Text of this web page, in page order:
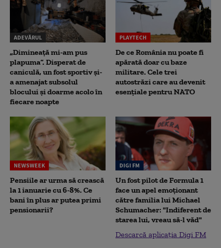
ADEVĂRUL
„Dimineață mi-am pus
plapuma”. Disperat de
caniculă, un fost sportiv și-
a amenajat subsolul
blocului și doarme acolo în
fiecare noapte
PLAYTECH
De ce România nu poate fi
apărată doar cu baze
militare. Cele trei
autostrăzi care au devenit
esențiale pentru NATO
NEWSWEEK
Pensiile ar urma să crească
la 1 ianuarie cu 6-8%. Ce
bani în plus ar putea primi
pensionarii?
DIGI FM
Un fost pilot de Formula 1
face un apel emoționant
către familia lui Michael
Schumacher: "Indiferent de
starea lui, vreau să-l văd"
Descarcă aplicația Digi FM